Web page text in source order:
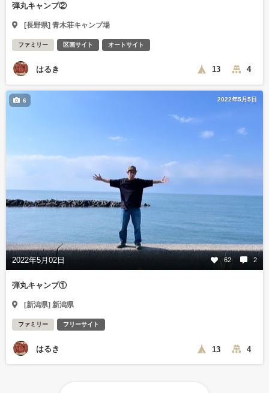
弾丸キャンプ②
[長野県] 青木荘キャンプ場
ファミリー 区画サイト オートサイト
はるき 13 4
2022年5月5日
2022年5月02日 62 2
6
弾丸キャンプ①
[新潟県] 新潟県
ファミリー フリーサイト
はるき 13 4